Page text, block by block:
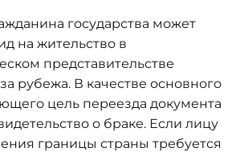
государства может
на жительство в
представительстве
рубежа. В качестве основного
цель переезда документа
о браке. Если лицу
границы страны требуется